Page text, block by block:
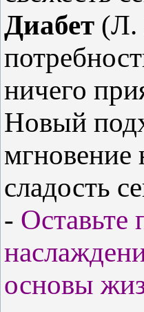
Диабет (Л.
ничего
Новый
мгновение
сладость
- Оставьте
основы